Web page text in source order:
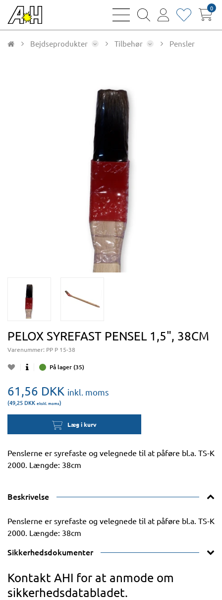
bars
magnifying
user
heart0
Bejdseprodukter Tilbehør Pensler
PELOX SYREFAST PENSEL 1,5", 38CM
Varenummer: PP P 15-38
På lager (35)
61,56 DKK inkl. moms
(49,25 DKK ekskl. moms)
Læg i kurv
Penslerne er syrefaste og velegnede til at påføre bl.a. TS-K
2000. Længde: 38cm
Beskrivelse
Penslerne er syrefaste og velegnede til at påføre bl.a. TS-K
2000. Længde: 38cm
Sikkerhedsdokumenter
Kontakt AHI for at anmode om
sikkerhedsdatabladet.